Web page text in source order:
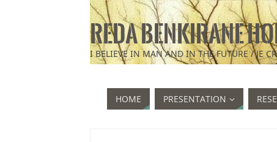
REDA BENKIRANE
HOME PRESENTATION